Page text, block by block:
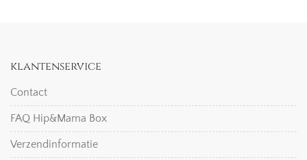
klantenservice
Contact
FAQ Hip&Mama Box
Verzendinformatie